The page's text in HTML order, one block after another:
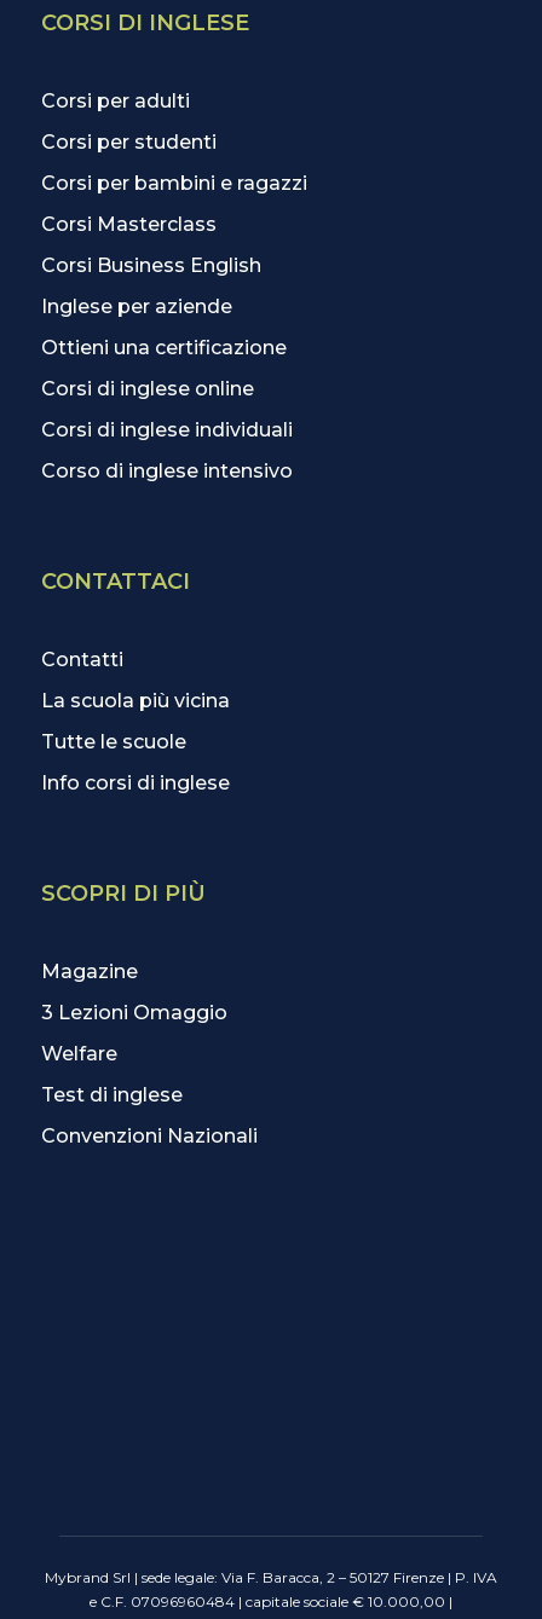
CORSI DI INGLESE
Corsi per adulti
Corsi per studenti
Corsi per bambini e ragazzi
Corsi Masterclass
Corsi Business English
Inglese per aziende
Ottieni una certificazione
Corsi di inglese online
Corsi di inglese individuali
Corso di inglese intensivo
CONTATTACI
Contatti
La scuola più vicina
Tutte le scuole
Info corsi di inglese
SCOPRI DI PIÙ
Magazine
3 Lezioni Omaggio
Welfare
Test di inglese
Convenzioni Nazionali
Mybrand Srl | sede legale: Via F. Baracca, 2 – 50127 Firenze | P. IVA
e C.F. 07096960484 | capitale sociale € 10.000,00 |